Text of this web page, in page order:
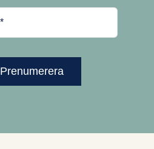
Prenumerera